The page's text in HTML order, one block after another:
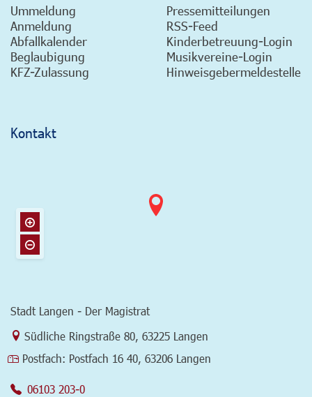
Ummeldung
Anmeldung
Abfallkalender
Beglaubigung
KFZ-Zulassung
Pressemitteilungen
RSS-Feed
Kinderbetreuung-Login
Musikvereine-Login
Hinweisgebermeldestelle
Kontakt
Stadt Langen - Der Magistrat
Link zur Google-Maps Navigation
Südliche Ringstraße 80, 63225 Langen
Postfach: Postfach 16 40, 63206 Langen
06103 203-0